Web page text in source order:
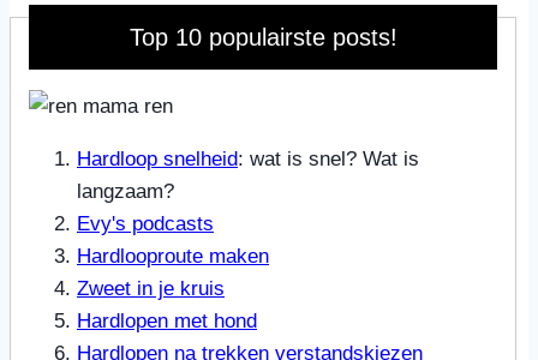
Top 10 populairste posts!
Hardloop snelheid: wat is snel? Wat is
langzaam?
Evy's podcasts
Hardlooproute maken
Zweet in je kruis
Hardlopen met hond
Hardlopen na trekken verstandskiezen